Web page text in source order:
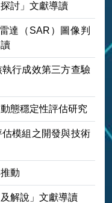
討」文獻導讀
達（SAR）圖像判
行成效第三方查驗
態穩定性評估研究
模組之開發與技術
動
解說」文獻導讀